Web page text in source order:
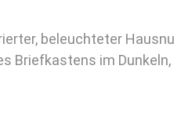
beleuchteter
Briefkastens im